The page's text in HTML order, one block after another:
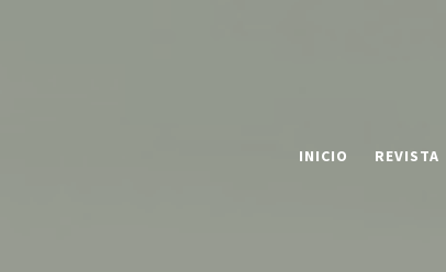
INICIO REVISTA